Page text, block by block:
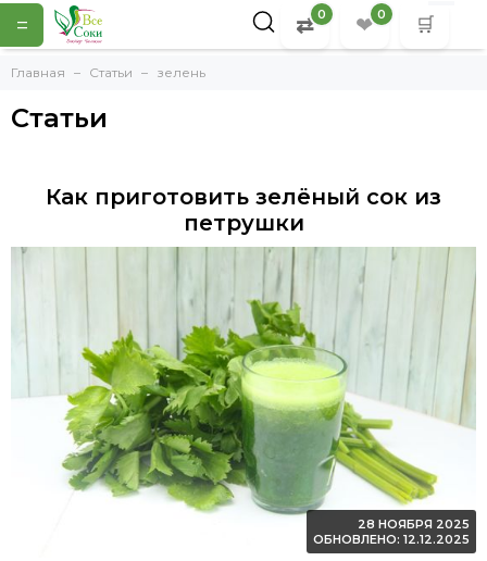
= ⇄ 0 ❤ 0 🛒
Главная Статьи зелень
Статьи
Как приготовить зелёный сок из
петрушки
28 НОЯБРЯ 2025
ОБНОВЛЕНО: 12.12.2025